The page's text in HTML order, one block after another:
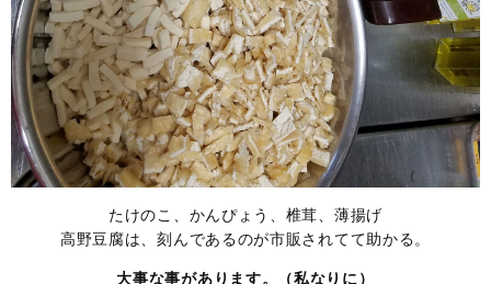
たけのこ、かんぴょう、椎茸、薄揚げ
高野豆腐は、刻んであるのが市販されてて助かる。
大事な事があります。（私なりに）